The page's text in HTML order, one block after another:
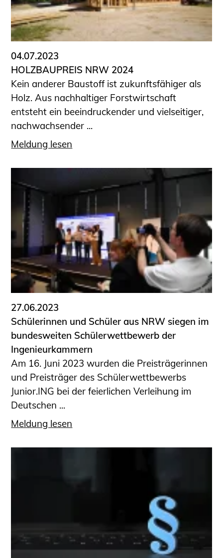
04.07.2023
HOLZBAUPREIS NRW 2024
Kein anderer Baustoff ist zukunftsfähiger als
Holz. Aus nachhaltiger Forstwirtschaft
entsteht ein be­ein­druckender und vielseitiger,
nachwachsender ...
Meldung lesen
27.06.2023
Schülerinnen und Schüler aus NRW siegen im
bundesweiten Schülerwettbewerb der
Ingenieurkammern
Am 16. Juni 2023 wurden die Preisträgerinnen
und Preisträger des Schülerwettbewerbs
Junior.ING bei der feierlichen Verleihung im
Deutschen ...
Meldung lesen